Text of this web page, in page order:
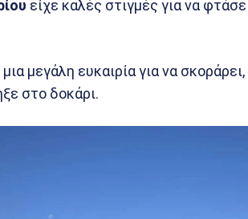
είχε καλές στιγμές για να
μεγάλη ευκαιρία για να
στο δοκάρι.